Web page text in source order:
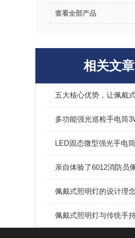
查看全部产品
相关文章